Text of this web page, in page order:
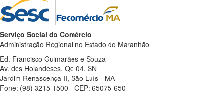
Serviço Social do Comércio
Administração Regional no Estado do Maranhão
Ed. Francisco Guimarães e Souza
Av. dos Holandeses, Qd 04, SN
Jardim Renascença II, São Luís - MA
Fone: (98) 3215-1500 - CEP: 65075-650